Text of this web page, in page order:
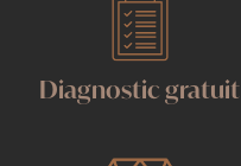
Diagnostic gratuit